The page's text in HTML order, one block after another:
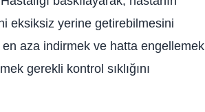
eksiksiz yerine getirebilmesini
aza indirmek ve hatta engellemek
gerekli kontrol sıklığını